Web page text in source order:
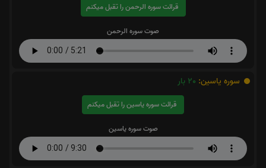
قرائت سوره الرحمن را تقبل میکنم
صوت سوره الرحمن
سوره یاسین: 20 بار
قرائت سوره یاسین را تقبل میکنم
صوت سوره یاسین